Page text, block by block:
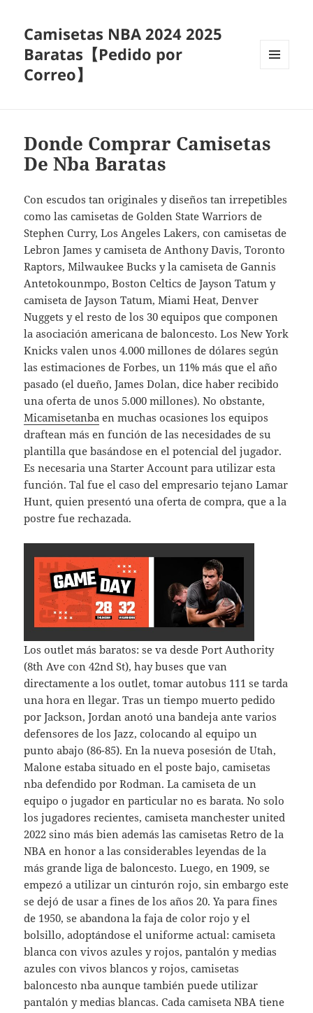
Camisetas NBA 2024 2025
Baratas【Pedido por
Correo】
Donde Comprar Camisetas
De Nba Baratas
Con escudos tan originales y diseños tan irrepetibles
como las camisetas de Golden State Warriors de
Stephen Curry, Los Angeles Lakers, con camisetas de
Lebron James y camiseta de Anthony Davis, Toronto
Raptors, Milwaukee Bucks y la camiseta de Gannis
Antetokounmpo, Boston Celtics de Jayson Tatum y
camiseta de Jayson Tatum, Miami Heat, Denver
Nuggets y el resto de los 30 equipos que componen
la asociación americana de baloncesto. Los New York
Knicks valen unos 4.000 millones de dólares según
las estimaciones de Forbes, un 11% más que el año
pasado (el dueño, James Dolan, dice haber recibido
una oferta de unos 5.000 millones). No obstante,
Micamisetanba en muchas ocasiones los equipos
draftean más en función de las necesidades de su
plantilla que basándose en el potencial del jugador.
Es necesaria una Starter Account para utilizar esta
función. Tal fue el caso del empresario tejano Lamar
Hunt, quien presentó una oferta de compra, que a la
postre fue rechazada.
Los outlet más baratos: se va desde Port Authority
(8th Ave con 42nd St), hay buses que van
directamente a los outlet, tomar autobus 111 se tarda
una hora en llegar. Tras un tiempo muerto pedido
por Jackson, Jordan anotó una bandeja ante varios
defensores de los Jazz, colocando al equipo un
punto abajo (86-85). En la nueva posesión de Utah,
Malone estaba situado en el poste bajo, camisetas
nba defendido por Rodman. La camiseta de un
equipo o jugador en particular no es barata. No solo
los jugadores recientes, camiseta manchester united
2022 sino más bien además las camisetas Retro de la
NBA en honor a las considerables leyendas de la
más grande liga de baloncesto. Luego, en 1909, se
empezó a utilizar un cinturón rojo, sin embargo este
se dejó de usar a fines de los años 20. Ya para fines
de 1950, se abandona la faja de color rojo y el
bolsillo, adoptándose el uniforme actual: camiseta
blanca con vivos azules y rojos, pantalón y medias
azules con vivos blancos y rojos, camisetas
baloncesto nba aunque también puede utilizar
pantalón y medias blancas. Cada camiseta NBA tiene